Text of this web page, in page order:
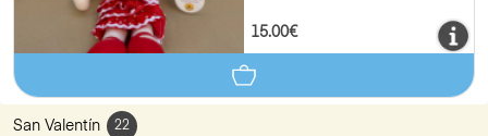
15.00€
San Valentín 22